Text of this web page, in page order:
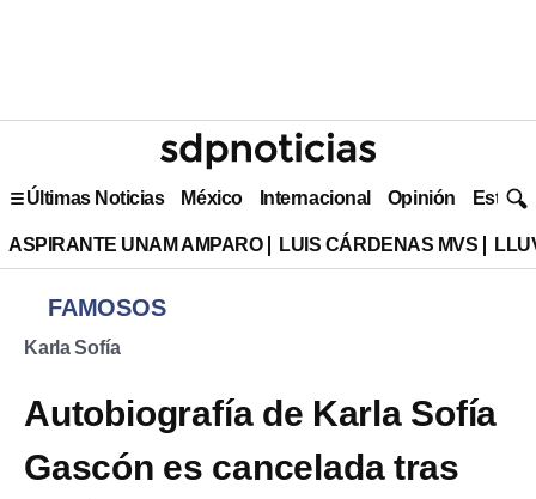
Últimas Noticias México Internacional Opinión Estilo
ASPIRANTE UNAM AMPARO LUIS CÁRDENAS MVS
FAMOSOS
Karla Sofía
Autobiografía de Karla Sofía
Gascón es cancelada tras